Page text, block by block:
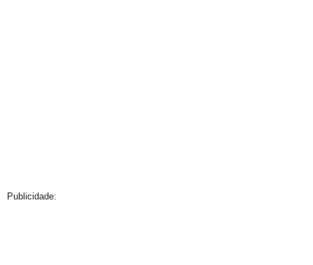
Publicidade: